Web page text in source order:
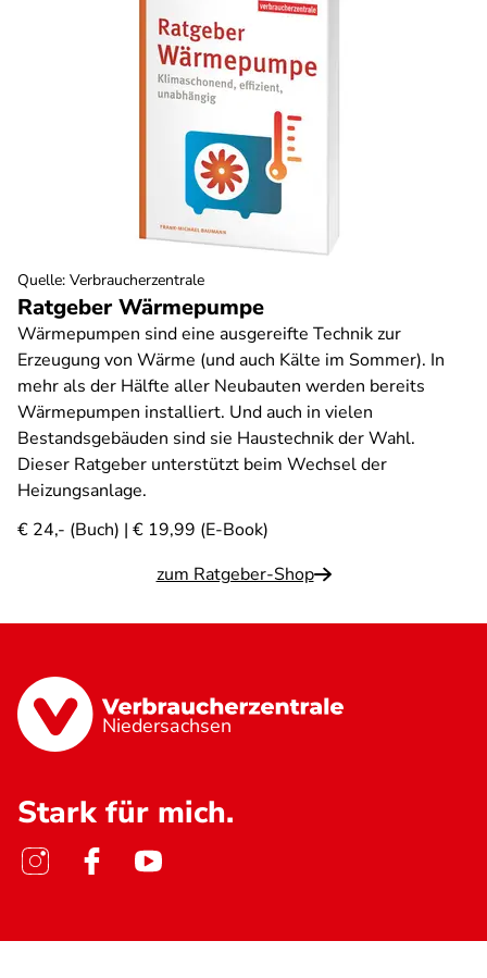
Ratgeber Wärmepumpe
Wärmepumpen sind eine ausgereifte Technik zur
Erzeugung von Wärme (und auch Kälte im Sommer). In
mehr als der Hälfte aller Neubauten werden bereits
Wärmepumpen installiert. Und auch in vielen
Bestandsgebäuden sind sie Haustechnik der Wahl.
Dieser Ratgeber unterstützt beim Wechsel der
Heizungsanlage.
€ 24,- (Buch) | € 19,99 (E-Book)
zum Ratgeber-Shop
Quelle: Verbraucherzentrale
Niedersachsen
Stark für mich.